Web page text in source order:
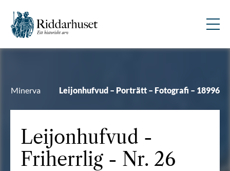
Minerva Leijonhufvud – Porträtt – Fotografi – 18996
Leijonhufvud -
Friherrlig - Nr. 26